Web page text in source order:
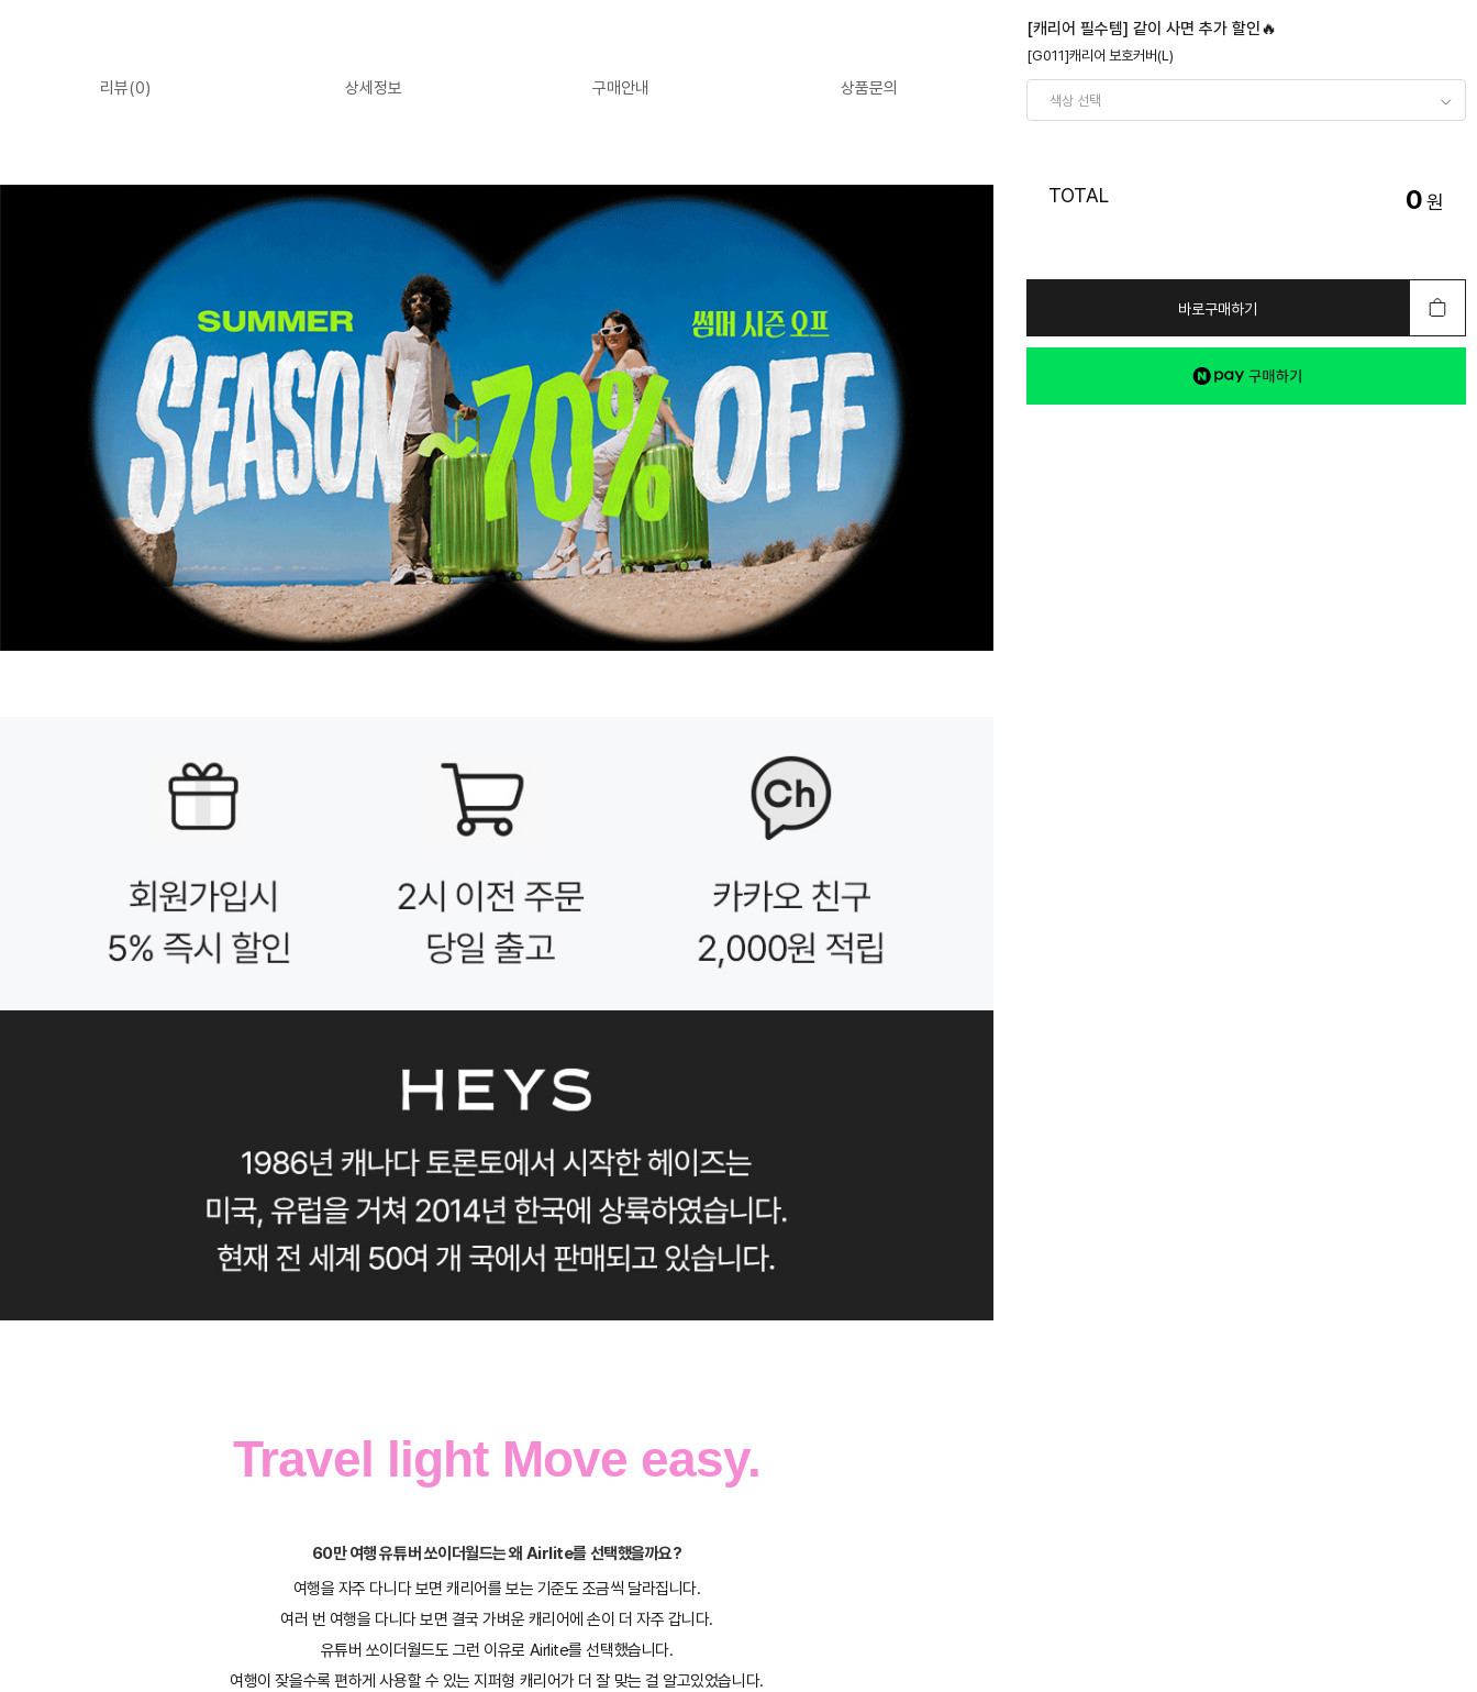
리뷰(0) 상세정보 구매안내 상품문의
Travel light Move easy.
60만 여행 유튜버 쏘이더월드는 왜 Airlite를 선택했을까요?
여행을 자주 다니다 보면 캐리어를 보는 기준도 조금씩 달라집니다.
여러 번 여행을 다니다 보면 결국 가벼운 캐리어에 손이 더 자주 갑니다.
유튜버 쏘이더월드도 그런 이유로 Airlite를 선택했습니다.
여행이 잦을수록 편하게 사용할 수 있는 지퍼형 캐리어가 더 잘 맞는 걸 알고있었습니다.
[캐리어 필수템] 같이 사면 추가 할인🔥
[G011]캐리어 보호커버(L)
TOTAL 0원
바로구매하기